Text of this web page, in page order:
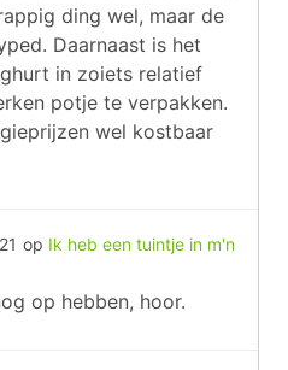
ding wel, maar de
Daarnaast is het
in zoiets relatief
potje te verpakken.
wel kostbaar
op Ik heb een tuintje in m'n
op hebben, hoor.